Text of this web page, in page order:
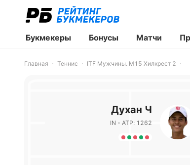
Букмекеры Бонусы Матчи
Главная Теннис ITF Мужчины. M15 Хилкрест 2
Духан Ч
IN ATP: 1262